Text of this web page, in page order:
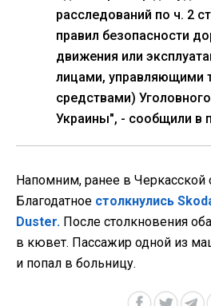
расследований по ч. 2
правил безопасности
движения или
лицами, управляющими
средствами)
Украины", - сообщили в
Напомним, ранее в Черкасской
Благодатное столкнулись
Duster. После столкновения
в кювет. Пассажир одной из
и попал в больницу.